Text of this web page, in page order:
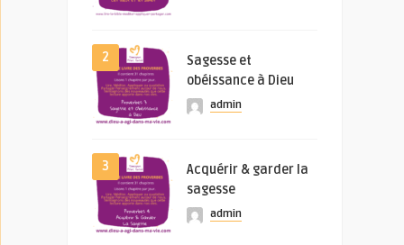
2
Sagesse et
obéissance à Dieu
admin
3
Acquérir & garder la
sagesse
admin